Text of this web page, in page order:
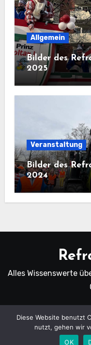
Allgemein
Bilder des
2025
Veranstaltung
Bilder des
2024
Alles Wissenswerte
Copyright Refrath
Blogus
Diese Website benutzt
nutzt, gehen wir
OK